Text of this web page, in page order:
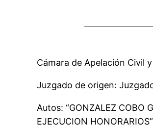
Cámara de Apelación Civil
Juzgado de origen:
Autos: “GONZALEZ COBO
EJECUCION HONORARIOS”